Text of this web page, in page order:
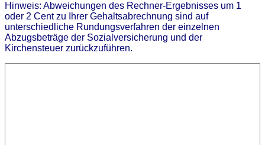
Hinweis: Abweichungen des Rechner-Ergebnisses um 1
oder 2 Cent zu Ihrer Gehaltsabrechnung sind auf
unterschiedliche Rundungsverfahren der einzelnen
Abzugsbeträge der Sozialversicherung und der
Kirchensteuer zurückzuführen.